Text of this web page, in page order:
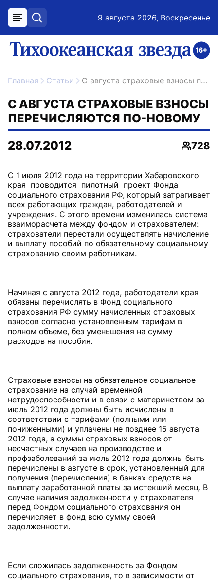
меню поиск 9 августа 2026, Воскресенье
ссылка на главную
Главная Статьи С августа страховые взносы перечисляются по-новому
С АВГУСТА СТРАХОВЫЕ ВЗНОСЫ
ПЕРЕЧИСЛЯЮТСЯ ПО-НОВОМУ
28.07.2012
728
С 1 июля 2012 года на территории Хабаровского
края проводится пилотный проект Фонда
социального страхования РФ, который затрагивает
всех работающих граждан, работодателей и
учреждения. С этого времени изменилась система
взаиморасчета между фондом и страхователем:
страхователи перестали осуществлять начисление
и выплату пособий по обязательному социальному
страхованию своим работникам.
Начиная с августа 2012 года, работодатели края
обязаны перечислять в Фонд социального
страхования РФ сумму начисленных страховых
взносов согласно установленным тарифам в
полном объеме, без уменьшения на сумму
расходов на пособия.
Страховые взносы на обязательное социальное
страхование на случай временной
нетрудоспособности и в связи с материнством за
июль 2012 года должны быть исчислены в
соответствии с тарифами (полными или
пониженными) и уплачены не позднее 15 августа
2012 года, а суммы страховых взносов от
несчастных случаев на производстве и
профзаболеваний за июль 2012 года должны быть
перечислены в августе в срок, установленный для
получения (перечисления) в банках средств на
выплату заработанной платы за истекший месяц. В
случае наличия задолженности у страхователя
перед Фондом социального страхования он
перечисляет в фонд всю сумму своей
задолженности.
Если сложилась задолженность за Фондом
социального страхования, то в зависимости от